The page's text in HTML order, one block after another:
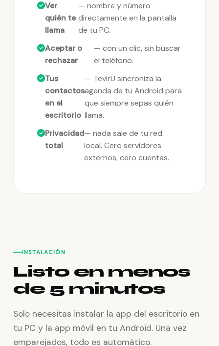
Ver
quién te
llama
— nombre y número
directamente en la pantalla
de tu PC.
Aceptar o
rechazar
— con un clic, sin buscar
el teléfono.
Tus
contactos
en el
escritorio
— TevlrU sincroniza la
agenda de tu Android para
que siempre sepas quién
llama.
Privacidad
total
— nada sale de tu red
local. Cero servidores
externos, cero cuentas.
INSTALACIÓN
Listo en menos
de 5 minutos
Solo necesitas instalar la app del escritorio en
tu PC y la app móvil en tu Android. Una vez
emparejados, todo es automático.